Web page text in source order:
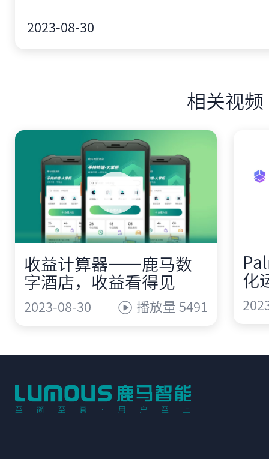
2023-08-30
相关视频
收益计算器——鹿马数
字酒店，收益看得见
2023-08-30 播放量 5491
化